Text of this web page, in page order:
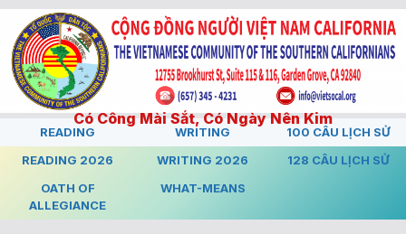
Skip
to
content
Có Công Mài Sắt, Có Ngày Nên Kim
READING WRITING
100 CÂU LỊCH SỬ
READING 2026
WRITING 2026
128 CÂU LỊCH SỬ
OATH OF
ALLEGIANCE
WHAT-MEANS